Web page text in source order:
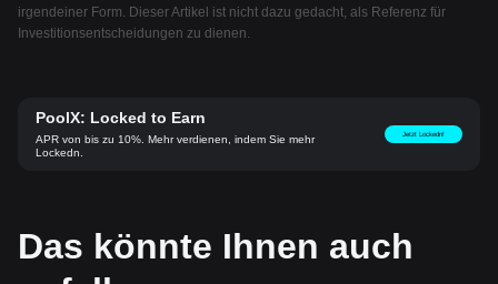
irgendeiner Form. Dieser Artikel ist nicht dazu gedacht, als Referenz für
Investitionsentscheidungen zu dienen.
PoolX: Locked to Earn
APR von bis zu 10%. Mehr verdienen, indem Sie mehr
Lockedn.
Jetzt Lockedn!
Das könnte Ihnen auch